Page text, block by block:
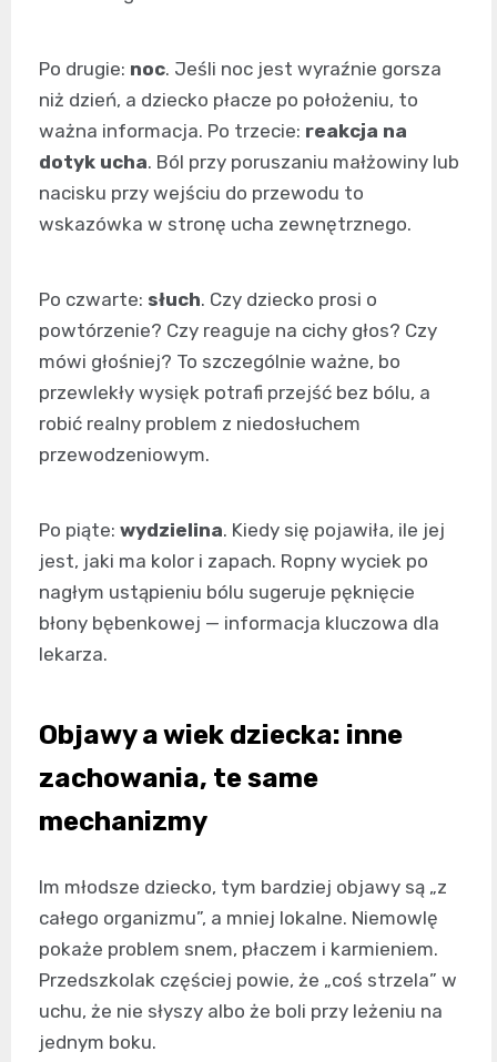
Po drugie: noc. Jeśli noc jest wyraźnie gorsza
niż dzień, a dziecko płacze po położeniu, to
ważna informacja. Po trzecie: reakcja na
dotyk ucha. Ból przy poruszaniu małżowiny lub
nacisku przy wejściu do przewodu to
wskazówka w stronę ucha zewnętrznego.
Po czwarte: słuch. Czy dziecko prosi o
powtórzenie? Czy reaguje na cichy głos? Czy
mówi głośniej? To szczególnie ważne, bo
przewlekły wysięk potrafi przejść bez bólu, a
robić realny problem z niedosłuchem
przewodzeniowym.
Po piąte: wydzielina. Kiedy się pojawiła, ile jej
jest, jaki ma kolor i zapach. Ropny wyciek po
nagłym ustąpieniu bólu sugeruje pęknięcie
błony bębenkowej — informacja kluczowa dla
lekarza.
Objawy a wiek dziecka: inne
zachowania, te same
mechanizmy
Im młodsze dziecko, tym bardziej objawy są „z
całego organizmu”, a mniej lokalne. Niemowlę
pokaże problem snem, płaczem i karmieniem.
Przedszkolak częściej powie, że „coś strzela” w
uchu, że nie słyszy albo że boli przy leżeniu na
jednym boku.